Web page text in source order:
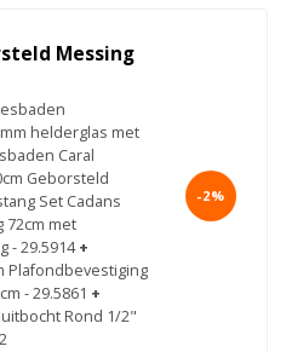
Messing
helderglas met
Caral
Geborsteld
Set Cadans
72cm met
- 29.5914 +
Plafondbevestiging
- 29.5861 +
Rond 1/2"
-2%